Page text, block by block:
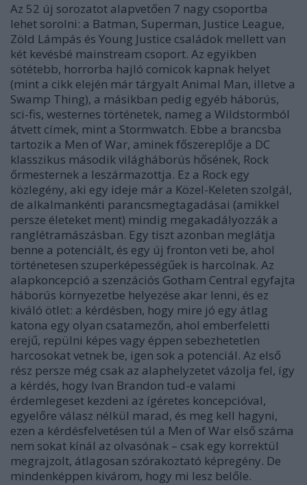
Az 52 új sorozatot alapvetően 7 nagy csoportba
lehet sorolni: a Batman, Superman, Justice League,
Zöld Lámpás és Young Justice családok mellett van
két kevésbé mainstream csoport. Az egyikben
sötétebb, horrorba hajló comicok kapnak helyet
(mint a cikk elején már tárgyalt Animal Man, illetve a
Swamp Thing), a másikban pedig egyéb háborús,
sci-fis, westernes történetek, nameg a Wildstormból
átvett címek, mint a Stormwatch. Ebbe a brancsba
tartozik a Men of War, aminek főszereplője a DC
klasszikus második világháborús hősének, Rock
őrmesternek a leszármazottja. Ez a Rock egy
közlegény, aki egy ideje már a Közel-Keleten szolgál,
de alkalmankénti parancsmegtagadásai (amikkel
persze életeket ment) mindig megakadályozzák a
ranglétramászásban. Egy tiszt azonban meglátja
benne a potenciált, és egy új fronton veti be, ahol
történetesen szuperképességűek is harcolnak. Az
alapkoncepció a szenzációs Gotham Central egyfajta
háborús környezetbe helyezése akar lenni, és ez
kiváló ötlet: a kérdésben, hogy mire jó egy átlag
katona egy olyan csatamezőn, ahol emberfeletti
erejű, repülni képes vagy éppen sebezhetetlen
harcosokat vetnek be, igen sok a potenciál. Az első
rész persze még csak az alaphelyzetet vázolja fel, így
a kérdés, hogy Ivan Brandon tud-e valami
érdemlegeset kezdeni az ígéretes koncepcióval,
egyelőre válasz nélkül marad, és meg kell hagyni,
ezen a kérdésfelvetésen túl a Men of War első száma
nem sokat kínál az olvasónak – csak egy korrektül
megrajzolt, átlagosan szórakoztató képregény. De
mindenképpen kivárom, hogy mi lesz belőle.